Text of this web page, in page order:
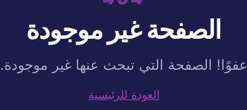
الصفحة غير موجودة
عفوًا! الصفحة التي تبحث عنها غير موجودة.
العودة للرئيسية